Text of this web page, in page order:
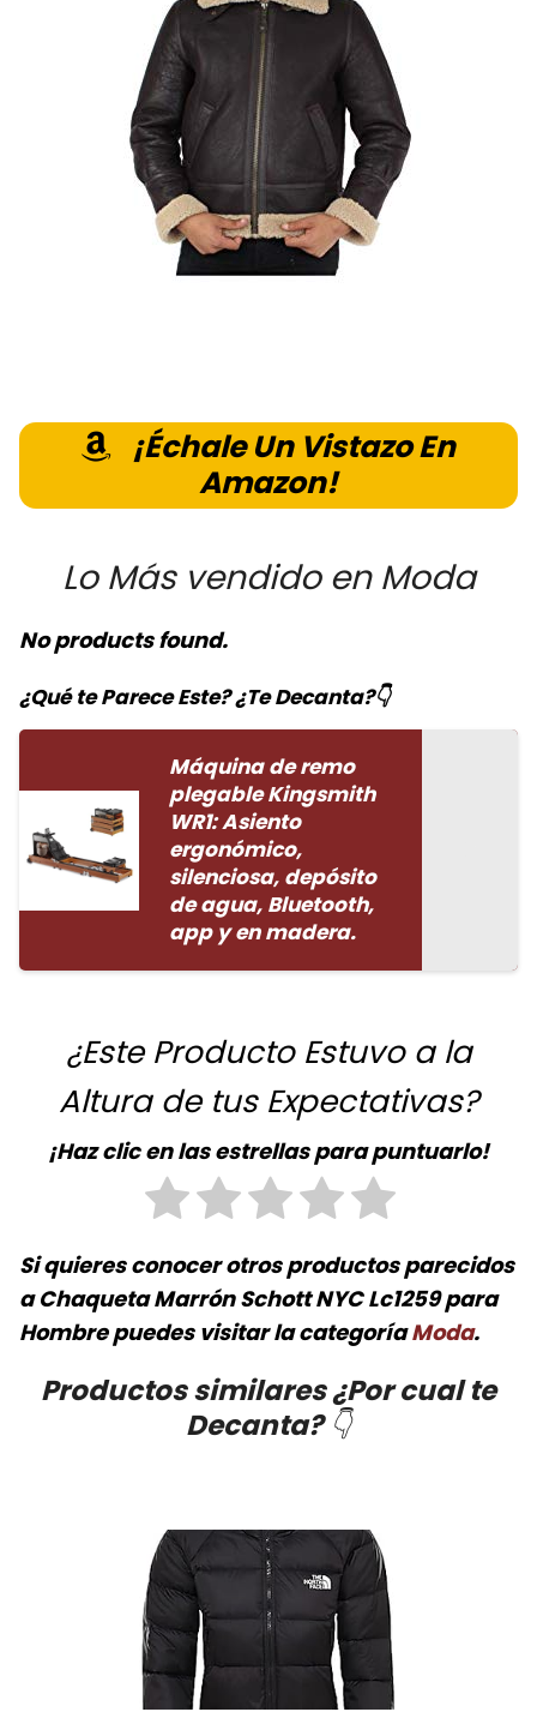
¡Échale Un Vistazo En
Amazon!
Lo Más vendido en Moda
No products found.
¿Qué te Parece Este? ¿Te Decanta?👇
Máquina de remo
plegable Kingsmith
WR1: Asiento
ergonómico,
silenciosa, depósito
de agua, Bluetooth,
app y en madera.
¿Este Producto Estuvo a la
Altura de tus Expectativas?
¡Haz clic en las estrellas para puntuarlo!
Si quieres conocer otros productos parecidos
aChaqueta Marrón Schott NYC Lc1259 para
Hombrepuedes visitar la categoríaModa.
Productos similares ¿Por cual te
Decanta?👇